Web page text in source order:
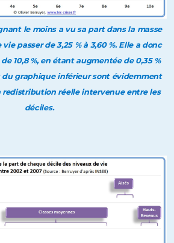
le moins a vu sa part dans la masse
passer de 3,25 % à 3,60 %. Elle a donc
10,8 %, en étant augmentée de 0,35 %
du graphique inférieur sont évidemment
réelle intervenue entre les
déciles.